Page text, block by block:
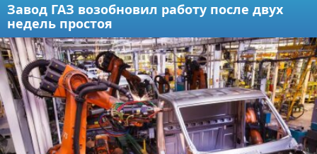
Завод ГАЗ возобновил работу после двух
недель простоя